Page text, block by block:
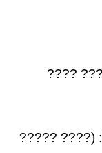
??? ???
??? ??????